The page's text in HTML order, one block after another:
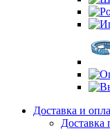
Доставка и
Доставка